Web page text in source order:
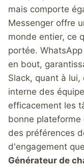
mais comporte
Messenger offre
monde entier, ce
portée.
en bout,
Slack, quant à
interne des
efficacement les
bonne
des préférences
d'engagement
Générateur de